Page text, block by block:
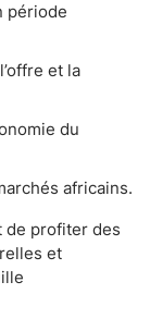
période
et la
du
africains.
de profiter des
et